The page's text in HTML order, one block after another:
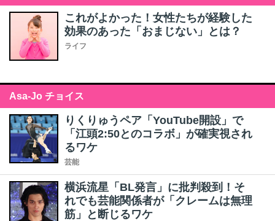
これがよかった！女性たちが経験した
効果のあった「おまじない」とは？
ライフ
Asa-Jo チョイス
りくりゅうペア「YouTube開設」で
「江頭2:50とのコラボ」が確実視され
るワケ
芸能
横浜流星「BL発言」に批判殺到！そ
れでも芸能関係者が「クレームは無理
筋」と断じるワケ